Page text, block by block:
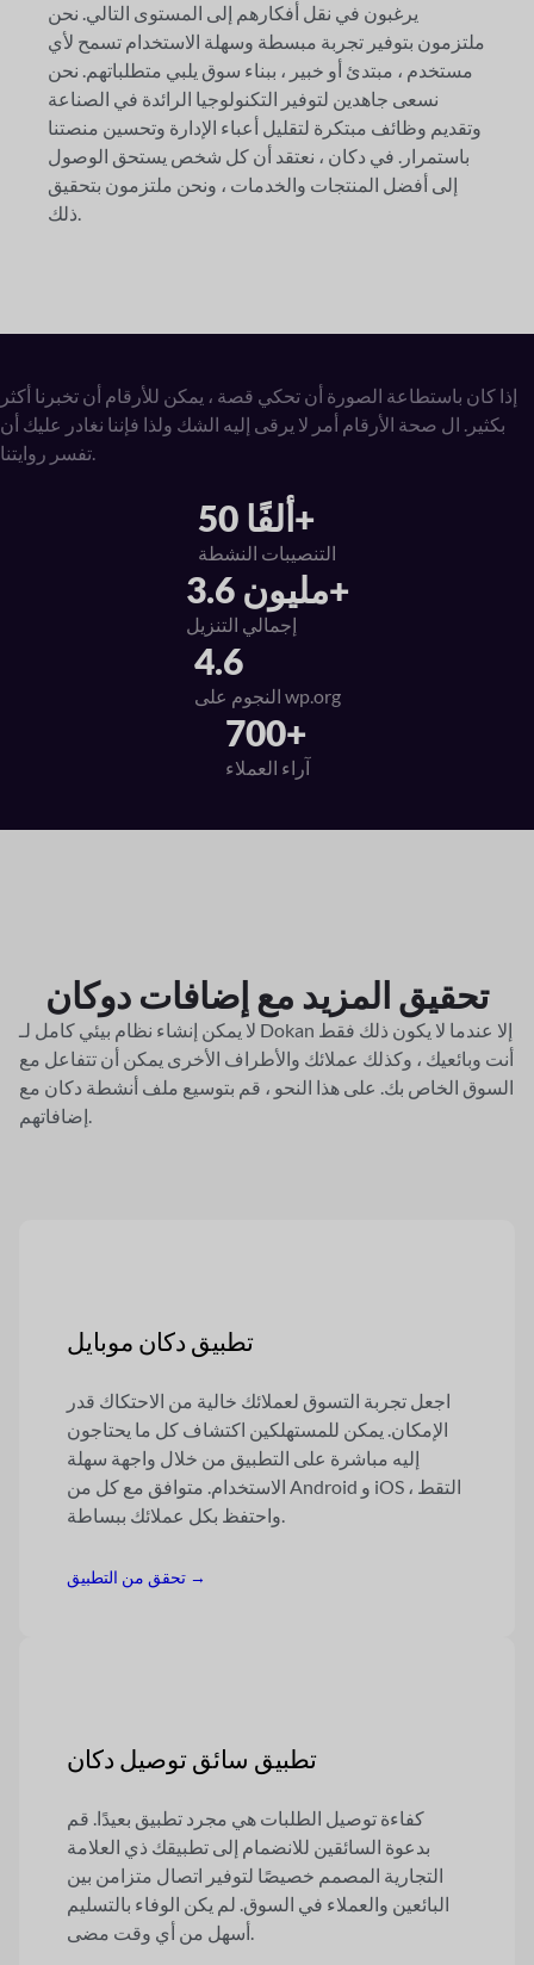
يرغبون في نقل أفكارهم إلى المستوى التالي. نحن
ملتزمون بتوفير تجربة مبسطة وسهلة الاستخدام تسمح لأي
مستخدم ، مبتدئ أو خبير ، ببناء سوق يلبي متطلباتهم. نحن
نسعى جاهدين لتوفير التكنولوجيا الرائدة في الصناعة
وتقديم وظائف مبتكرة لتقليل أعباء الإدارة وتحسين منصتنا
باستمرار. في دكان ، نعتقد أن كل شخص يستحق الوصول
إلى أفضل المنتجات والخدمات ، ونحن ملتزمون بتحقيق
ذلك.
إذا كان باستطاعة الصورة أن تحكي قصة ، يمكن للأرقام أن تخبرنا أكثر
بكثير. ال صحة الأرقام أمر لا يرقى إليه الشك ولذا فإننا نغادر عليك أن
تفسر روايتنا.
50 ألفًا+
التنصيبات النشطة
3.6 مليون+
إجمالي التنزيل
4.6
النجوم على wp.org
700+
آراء العملاء
تحقيق المزيد مع إضافات دوكان
لا يمكن إنشاء نظام بيئي كامل لـ Dokan إلا عندما لا يكون ذلك فقط
أنت وبائعيك ، وكذلك عملائك والأطراف الأخرى يمكن أن تتفاعل مع
السوق الخاص بك. على هذا النحو ، قم بتوسيع ملف أنشطة دكان مع
إضافاتهم.
تطبيق دكان موبايل
اجعل تجربة التسوق لعملائك خالية من الاحتكاك قدر
الإمكان. يمكن للمستهلكين اكتشاف كل ما يحتاجون
إليه مباشرة على التطبيق من خلال واجهة سهلة
الاستخدام. متوافق مع كل من Android و iOS ، التقط
واحتفظ بكل عملائك ببساطة.
تحقق من التطبيق →
تطبيق سائق توصيل دكان
كفاءة توصيل الطلبات هي مجرد تطبيق بعيدًا. قم
بدعوة السائقين للانضمام إلى تطبيقك ذي العلامة
التجارية المصمم خصيصًا لتوفير اتصال متزامن بين
البائعين والعملاء في السوق. لم يكن الوفاء بالتسليم